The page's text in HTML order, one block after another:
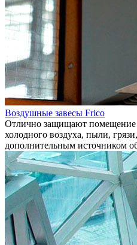
Воздушные завесы Frico
Отлично защищают помещение
холодного воздуха, пыли,
дополнительным источником